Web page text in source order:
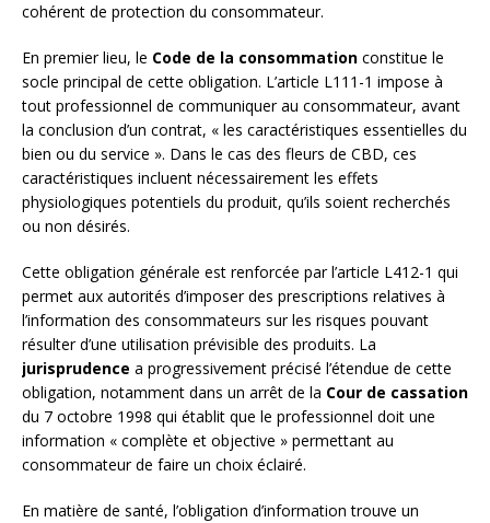
cohérent de protection du consommateur.
En premier lieu, le Code de la consommation constitue le
socle principal de cette obligation. L’article L111-1 impose à
tout professionnel de communiquer au consommateur, avant
la conclusion d’un contrat, « les caractéristiques essentielles du
bien ou du service ». Dans le cas des fleurs de CBD, ces
caractéristiques incluent nécessairement les effets
physiologiques potentiels du produit, qu’ils soient recherchés
ou non désirés.
Cette obligation générale est renforcée par l’article L412-1 qui
permet aux autorités d’imposer des prescriptions relatives à
l’information des consommateurs sur les risques pouvant
résulter d’une utilisation prévisible des produits. La
jurisprudence a progressivement précisé l’étendue de cette
obligation, notamment dans un arrêt de la Cour de cassation
du 7 octobre 1998 qui établit que le professionnel doit une
information « complète et objective » permettant au
consommateur de faire un choix éclairé.
En matière de santé, l’obligation d’information trouve un